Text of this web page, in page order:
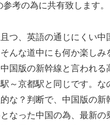
考の為に共有致します。
つ、英語の通じにくい
んな道中にも何か楽しみ
国版の新幹線と言われ
～京都駅と同じです。な
な？判断で、中国版の
なった中国の為、最新